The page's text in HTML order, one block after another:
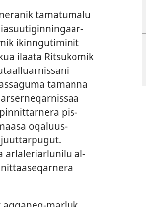
tamatumalu
ikin­ngutiminit
ilaata Ritsukomik
taman­na
pis­
oqaluus­
arlaleriarlunilu al­